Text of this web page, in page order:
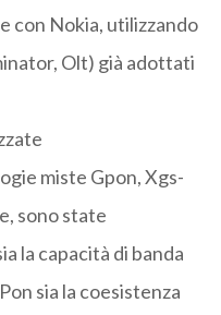
con Nokia, utilizzando
Olt) già adottati
miste Gpon, Xgs-
sono state
la capacità di banda
sia la coesistenza